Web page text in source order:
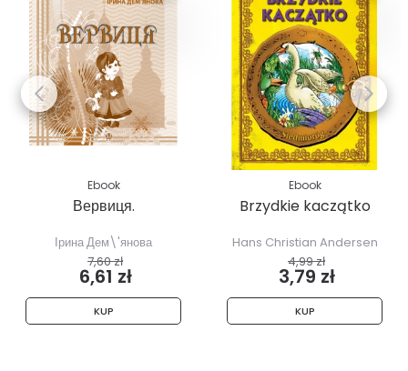
Ebook
Вервиця.
Ірина Дем\'янова
7,60 zł
6,61 zł
KUP
Ebook
Brzydkie kaczątko
Hans Christian Andersen
4,99 zł
3,79 zł
KUP